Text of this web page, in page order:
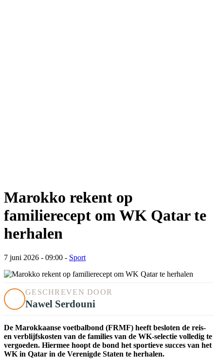
Marokko rekent op
familierecept om WK Qatar te
herhalen
7 juni 2026 - 09:00 - Sport
GESCHREVEN DOOR
Nawel Serdouni
De Marokkaanse voetbalbond (FRMF) heeft besloten de reis-
en verblijfskosten van de families van de WK-selectie volledig te
vergoeden. Hiermee hoopt de bond het sportieve succes van het
WK in Qatar in de Verenigde Staten te herhalen.